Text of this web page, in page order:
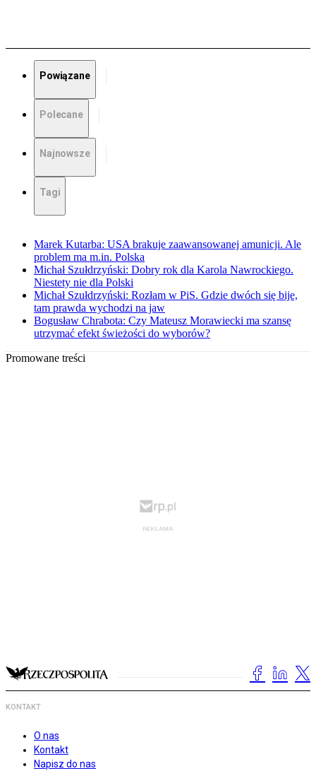
Powiązane
Polecane
Najnowsze
Tagi
Marek Kutarba: USA brakuje zaawansowanej amunicji. Ale
problem ma m.in. Polska
Michał Szułdrzyński: Dobry rok dla Karola Nawrockiego.
Niestety nie dla Polski
Michał Szułdrzyński: Rozłam w PiS. Gdzie dwóch się bije,
tam prawda wychodzi na jaw
Bogusław Chrabota: Czy Mateusz Morawiecki ma szansę
utrzymać efekt świeżości do wyborów?
Promowane treści
KONTAKT
O nas
Kontakt
Napisz do nas